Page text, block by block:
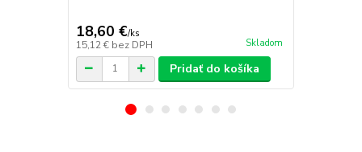
18,60 €/ks
15,12 € bez DPH Skladom
Pridať do košíka